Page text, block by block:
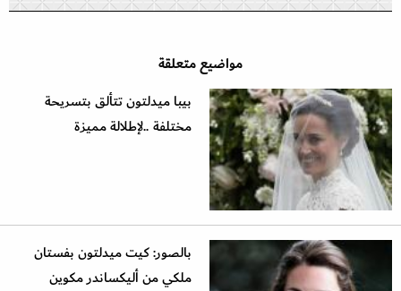
مواضيع متعلقة
بيبا ميدلتون تتألق بتسريحة
مختلفة ..لإطلالة مميزة
بالصور: كيت ميدلتون بفستان
ملكي من أليكساندر مكوين